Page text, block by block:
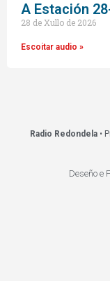
A Estación
28 de Xullo de 2026
Escoitar audio »
Radio Redondela•
Deseño e